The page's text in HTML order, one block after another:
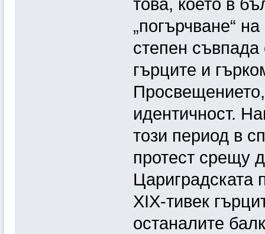
това, което в
„погърчване“
степен съвпада
гърците и
Просвещението,
идентичност.
този период в
протест срещу
Цариградската
XIX-тивек
останалите